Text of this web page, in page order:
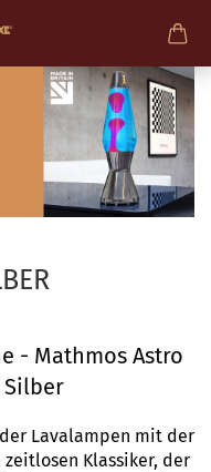
- Mathmos Astro
Silber
Lavalampen mit der
Klassiker, der